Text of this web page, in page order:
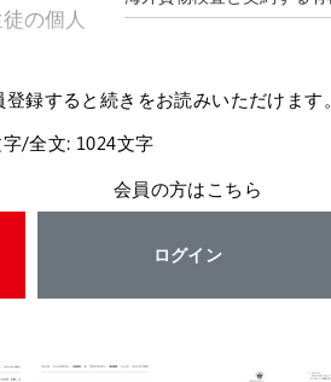
の個人
録すると続きをお読みいただけます。
/全文: 1024文字
会員の方はこちら
ログイン